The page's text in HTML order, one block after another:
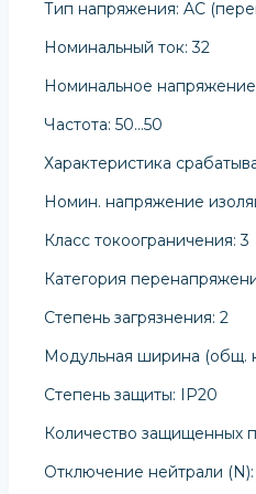
Тип напряжения: AC
Номинальный ток: 32
Номинальное
Частота: 50…50
Характеристика
Номин. напряжение
Класс токоограничения: 3
Категория
Степень загрязнения: 2
Модульная ширина (общ.
Степень защиты: IP20
Количество защищенных
Отключение нейтрали